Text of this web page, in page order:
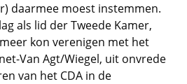
daarmee moest instemmen.
als lid der Tweede Kamer,
kon verenigen met het
Van Agt/Wiegel, uit onvrede
van het CDA in de